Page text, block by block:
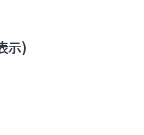
示)